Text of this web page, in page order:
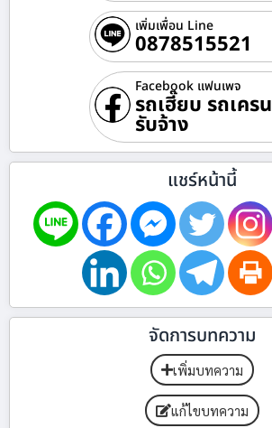
เพิ่มเพื่อน Line
0878515521
Facebook แฟนเพจ
รถเฮี๊ยบ รถเครน
รับจ้าง
แชร์หน้านี้
จัดการบทความ
เพิ่มบทความ
แก้ไขบทความ